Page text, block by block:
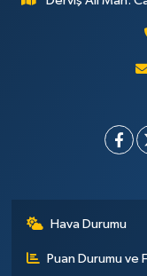
Hava Durumu
Puan Durumu ve